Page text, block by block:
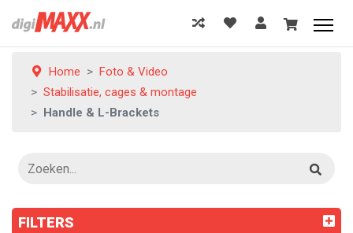
Home
Foto & Video
Stabilisatie, cages & montage
Handle & L-Brackets
FILTERS